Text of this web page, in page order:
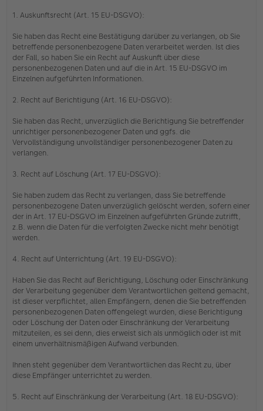
1. Auskunftsrecht (Art. 15 EU-DSGVO):
Sie haben das Recht eine Bestätigung darüber zu verlangen, ob Sie
betreffende personenbezogene Daten verarbeitet werden. Ist dies
der Fall, so haben Sie ein Recht auf Auskunft über diese
personenbezogenen Daten und auf die in Art. 15 EU-DSGVO im
Einzelnen aufgeführten Informationen.
2. Recht auf Berichtigung (Art. 16 EU-DSGVO):
Sie haben das Recht, unverzüglich die Berichtigung Sie betreffender
unrichtiger personenbezogener Daten und ggfs. die
Vervollständigung unvollständiger personenbezogener Daten zu
verlangen.
3. Recht auf Löschung (Art. 17 EU-DSGVO):
Sie haben zudem das Recht zu verlangen, dass Sie betreffende
personenbezogene Daten unverzüglich gelöscht werden, sofern einer
der in Art. 17 EU-DSGVO im Einzelnen aufgeführten Gründe zutrifft,
z.B. wenn die Daten für die verfolgten Zwecke nicht mehr benötigt
werden.
4. Recht auf Unterrichtung (Art. 19 EU-DSGVO):
Haben Sie das Recht auf Berichtigung, Löschung oder Einschränkung
der Verarbeitung gegenüber dem Verantwortlichen geltend gemacht,
ist dieser verpflichtet, allen Empfängern, denen die Sie betreffenden
personenbezogenen Daten offengelegt wurden, diese Berichtigung
oder Löschung der Daten oder Einschränkung der Verarbeitung
mitzuteilen, es sei denn, dies erweist sich als unmöglich oder ist mit
einem unverhältnismäßigen Aufwand verbunden.
Ihnen steht gegenüber dem Verantwortlichen das Recht zu, über
diese Empfänger unterrichtet zu werden.
5. Recht auf Einschränkung der Verarbeitung (Art. 18 EU-DSGVO):